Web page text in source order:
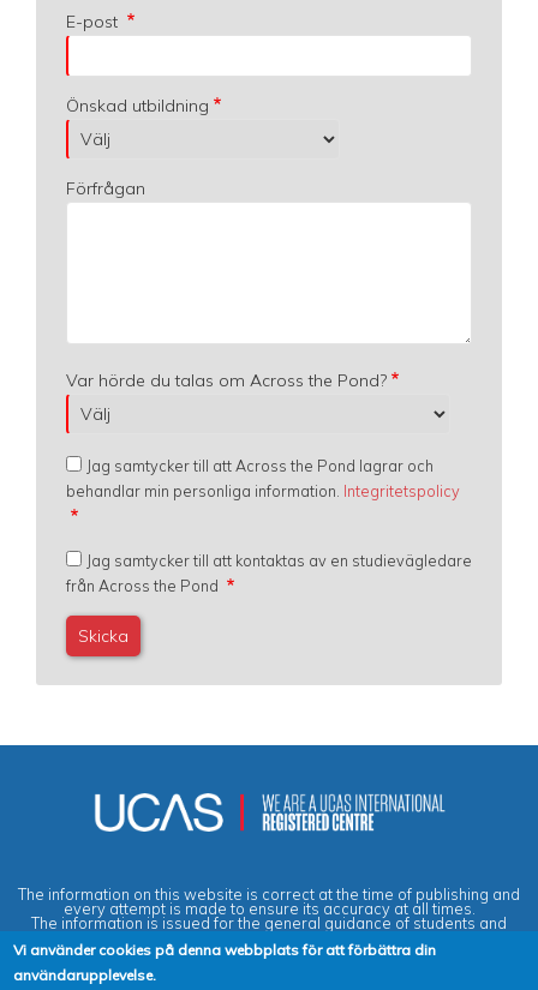
E-post
Önskad utbildning
Förfrågan
Var hörde du talas om Across the Pond?
Jag samtycker till att Across the Pond lagrar och
behandlar min personliga information. Integritetspolicy
Jag samtycker till att kontaktas av en studievägledare
från Across the Pond
The information on this website is correct at the time of publishing and
every attempt is made to ensure its accuracy at all times.
The information is issued for the general guidance of students and
does not form part of any contract or guarantee.
Vi använder cookies på denna webbplats för att förbättra din
användarupplevelse.